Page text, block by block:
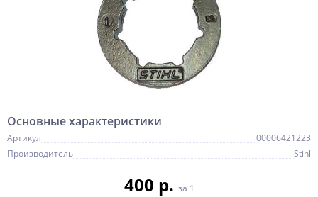
Основные характеристики
Артикул
00006421223
Производитель
Stihl
400 p. за 1